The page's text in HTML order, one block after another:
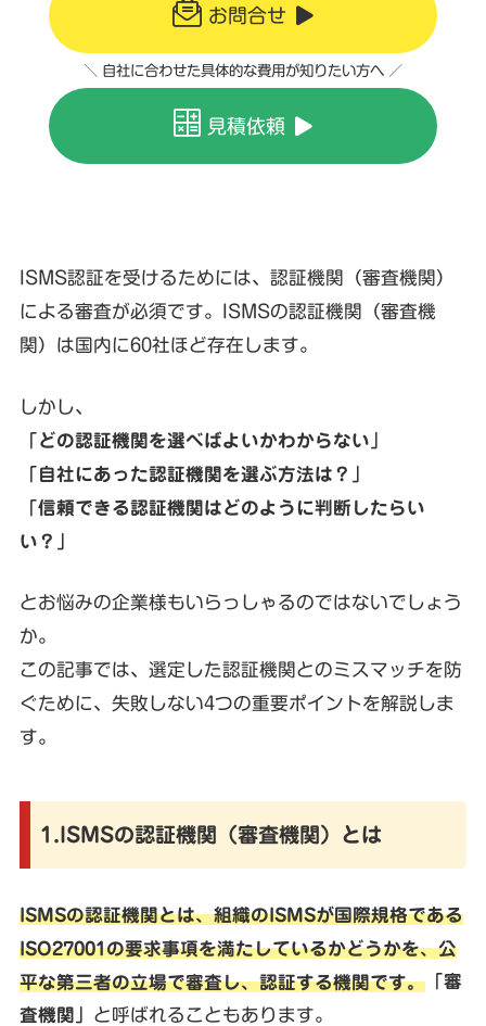
お問合せ
＼ 自社に合わせた具体的な費用が知りたい方へ ／
見積依頼
ISMS認証を受けるためには、認証機関（審査機関）
による審査が必須です。ISMSの認証機関（審査機
関）は国内に60社ほど存在します。
しかし、
「どの認証機関を選べばよいかわからない」
「自社にあった認証機関を選ぶ方法は？」
「信頼できる認証機関はどのように判断したらい
い？」
とお悩みの企業様もいらっしゃるのではないでしょう
か。
この記事では、選定した認証機関とのミスマッチを防
ぐために、失敗しない4つの重要ポイントを解説しま
す。
1.ISMSの認証機関（審査機関）とは
ISMSの認証機関とは、組織のISMSが国際規格である
ISO27001の要求事項を満たしているかどうかを、公
平な第三者の立場で審査し、認証する機関です。「審
査機関」 と呼ばれることもあります。